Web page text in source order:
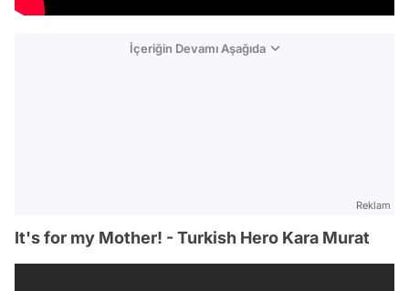
İçeriğin Devamı Aşağıda
Reklam
It's for my Mother! - Turkish Hero Kara Murat